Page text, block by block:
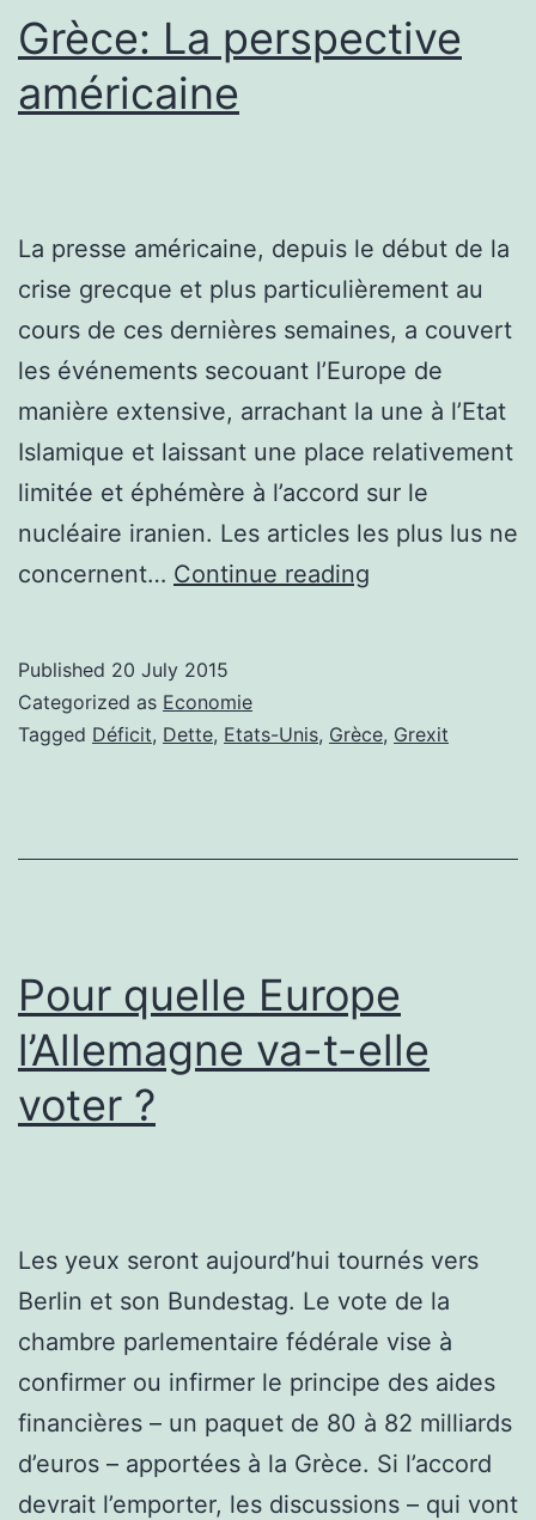
Grèce: La perspective
américaine
La presse américaine, depuis le début de la
crise grecque et plus particulièrement au
cours de ces dernières semaines, a couvert
les événements secouant l’Europe de
manière extensive, arrachant la une à l’Etat
Islamique et laissant une place relativement
limitée et éphémère à l’accord sur le
nucléaire iranien. Les articles les plus lus ne
concernent… Continue reading
Published 20 July 2015
Categorized as Economie
Tagged Déficit, Dette, Etats-Unis, Grèce, Grexit
Pour quelle Europe
l’Allemagne va-t-elle
voter ?
Les yeux seront aujourd’hui tournés vers
Berlin et son Bundestag. Le vote de la
chambre parlementaire fédérale vise à
confirmer ou infirmer le principe des aides
financières – un paquet de 80 à 82 milliards
d’euros – apportées à la Grèce. Si l’accord
devrait l’emporter, les discussions – qui vont